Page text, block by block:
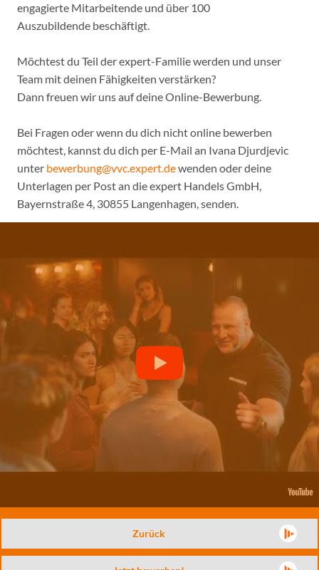
engagierte Mitarbeitende und über 100
Auszubildende beschäftigt.
Möchtest du Teil der expert-Familie werden und unser
Team mit deinen Fähigkeiten verstärken?
Dann freuen wir uns auf deine Online-Bewerbung.
Bei Fragen oder wenn du dich nicht online bewerben
möchtest, kannst du dich per E-Mail an Ivana Djurdjevic
unter bewerbung@vvc.expert.dewenden oder deine
Unterlagen per Post an die expert Handels GmbH,
Bayernstraße 4, 30855 Langenhagen, senden.
Zurück